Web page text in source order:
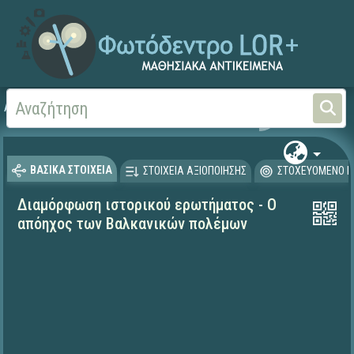
Αρχική
ΒΑΣΙΚΑ ΣΤΟΙΧΕΙΑ ΣΤΟΙΧΕΙΑ ΑΞΙΟΠΟΙΗΣΗΣ ΣΤΟΧΕΥΟΜΕΝΟ
Διαμόρφωση ιστορικού ερωτήματος - Ο
απόηχος των Βαλκανικών πολέμων